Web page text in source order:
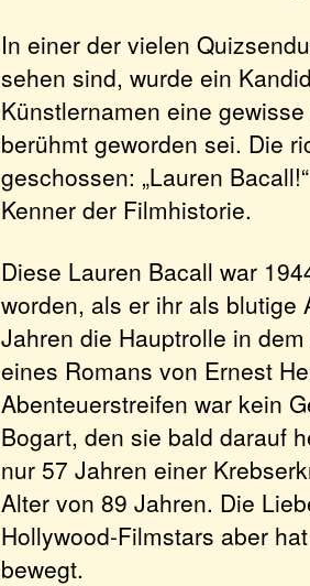
In einer der vielen
sehen sind, wurde ein
Künstlernamen eine
berühmt geworden sei. Die
geschossen: „Lauren
Kenner der Filmhistorie.
Diese Lauren Bacall war
worden, als er ihr als blutige
Jahren die Hauptrolle in dem
eines Romans von Ernest
Abenteuerstreifen war kein
Bogart, den sie bald darauf
nur 57 Jahren einer
Alter von 89 Jahren. Die
Hollywood-Filmstars aber
bewegt.